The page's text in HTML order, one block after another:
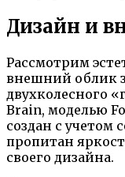
Дизайн и
Рассмотрим
внешний облик
двухколесного
Brain, моделью
создан с учетом
пропитан
своего дизайна.